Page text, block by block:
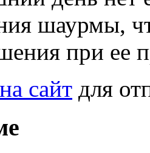
шаурмы,
при ее
сайт для